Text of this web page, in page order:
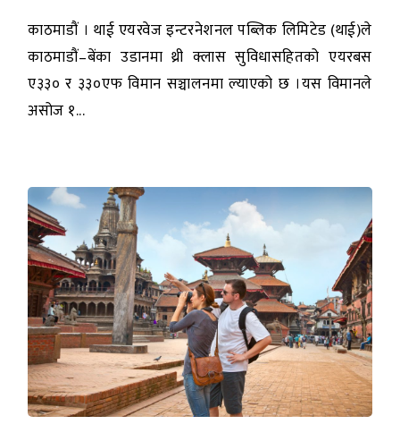
काठमाडौं । थाई एयरवेज इन्टरनेशनल पब्लिक लिमिटेड (थाई)ले
काठमाडौं–बेंका उडानमा थ्री क्लास सुविधासहितको एयरबस
ए३३० र ३३०एफ विमान सञ्चालनमा ल्याएको छ ।यस विमानले
असोज १...